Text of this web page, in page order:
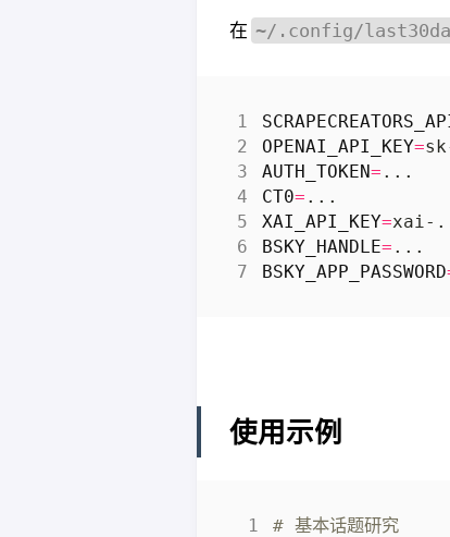
在 ~/.config/
OPENAI_API_KEY=
AUTH_TOKEN=
CT0=
XAI_API_KEY=
BSKY_HANDLE=
BSKY_APP_PASSWORD
使用示例
# 基本话题研究